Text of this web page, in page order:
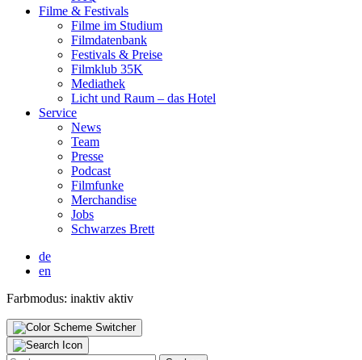
Fil­me & Fes­ti­vals
Fil­me im Stu­di­um
Film­da­ten­bank
Fes­ti­vals & Prei­se
Film­klub 35K
Media­thek
Licht und Raum – das Hotel
Ser­vice
News
Team
Pres­se
Pod­cast
Film­fun­ke
Mer­chan­di­se
Jobs
Schwar­zes Brett
de
en
Farbmodus: inaktiv aktiv